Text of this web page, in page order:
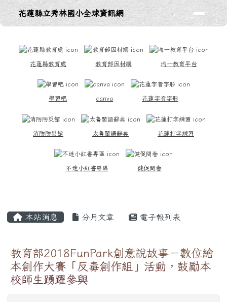
導覽列花蓮縣立秀林國小全球資訊網
花蓮縣教育處 教育部因材網 均一教育平台
學習吧 canva 花蓮字音字形
消防防災館 太魯閣語辭典 花蓮打字練習
不迷小紅書專區 健促問卷
本站消息 分月文章 電子報列表
教育部2018FunPark創意說故事－數位繪
本創作大賽「反毒創作組」活動，鼓勵本
校師生踴躍參與